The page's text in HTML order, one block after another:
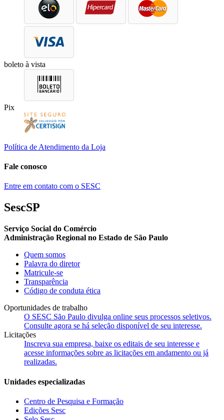
boleto à vista
Pix
Política de Atendimento da Loja
Fale conosco
Entre em contato com o SESC
SescSP
Serviço Social do Comércio
Administração Regional no Estado de São Paulo
Quem somos
Palavra do diretor
Matricule-se
Transparência
Código de conduta ética
Oportunidades de trabalho
O SESC São Paulo divulga online seus processos seletivos.
Consulte agora se há seleção disponível de seu interesse.
Licitações
Inscreva sua empresa, baixe os editais de seu interesse e
acesse informações sobre as licitações em andamento ou já
realizadas.
Unidades especializadas
Centro de Pesquisa e Formação
Edições Sesc